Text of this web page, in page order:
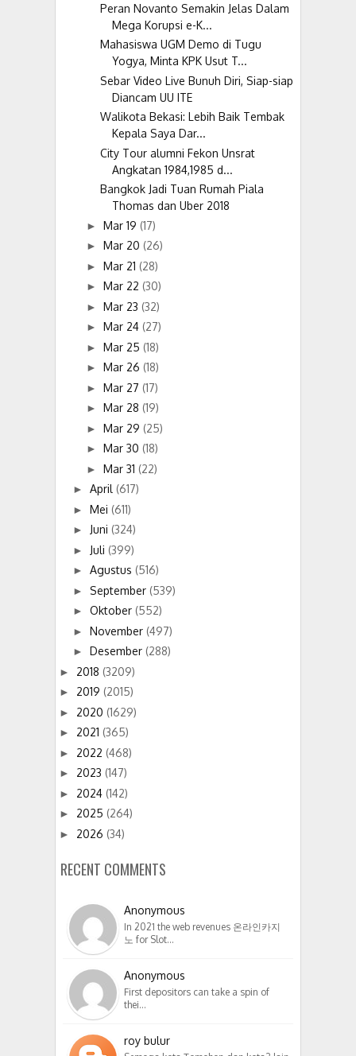
Peran Novanto Semakin Jelas Dalam
Mega Korupsi e-K...
Mahasiswa UGM Demo di Tugu
Yogya, Minta KPK Usut T...
Sebar Video Live Bunuh Diri, Siap-siap
Diancam UU ITE
Walikota Bekasi: Lebih Baik Tembak
Kepala Saya Dar...
City Tour alumni Fekon Unsrat
Angkatan 1984,1985 d...
Bangkok Jadi Tuan Rumah Piala
Thomas dan Uber 2018
► Mar 19 (17)
► Mar 20 (26)
► Mar 21 (28)
► Mar 22 (30)
► Mar 23 (32)
► Mar 24 (27)
► Mar 25 (18)
► Mar 26 (18)
► Mar 27 (17)
► Mar 28 (19)
► Mar 29 (25)
► Mar 30 (18)
► Mar 31 (22)
► April (617)
► Mei (611)
► Juni (324)
► Juli (399)
► Agustus (516)
► September (539)
► Oktober (552)
► November (497)
► Desember (288)
► 2018 (3209)
► 2019 (2015)
► 2020 (1629)
► 2021 (365)
► 2022 (468)
► 2023 (147)
► 2024 (142)
► 2025 (264)
► 2026 (34)
RECENT COMMENTS
Anonymous
In 2021 the web revenues 온라인카지
노 for Slot…
Anonymous
First depositors can take a spin of
thei…
roy bulur